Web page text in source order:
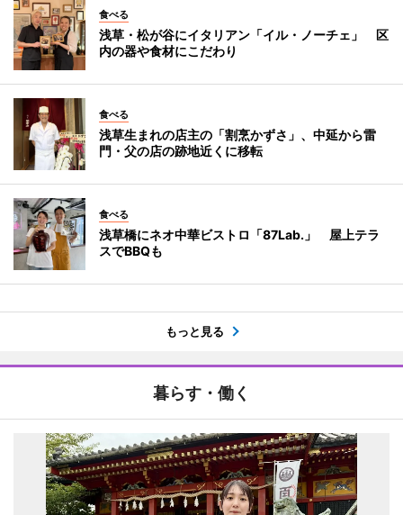
食べる
浅草・松が谷にイタリアン「イル・ノーチェ」 区
内の器や食材にこだわり
食べる
浅草生まれの店主の「割烹かずさ」、中延から雷
門・父の店の跡地近くに移転
食べる
浅草橋にネオ中華ビストロ「87Lab.」 屋上テラ
スでBBQも
もっと見る
暮らす・働く